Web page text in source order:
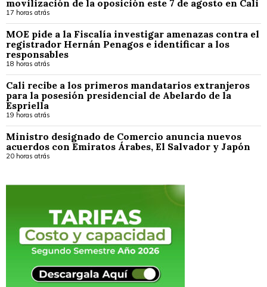
movilización de la oposición este 7 de agosto en Cali
17 horas atrás
MOE pide a la Fiscalía investigar amenazas contra el
registrador Hernán Penagos e identificar a los
responsables
18 horas atrás
Cali recibe a los primeros mandatarios extranjeros
para la posesión presidencial de Abelardo de la
Espriella
19 horas atrás
Ministro designado de Comercio anuncia nuevos
acuerdos con Emiratos Árabes, El Salvador y Japón
20 horas atrás